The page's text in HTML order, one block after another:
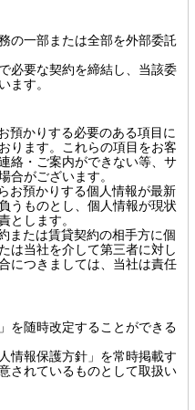
の一部または全部を外部委託
必要な契約を締結し、当該委
ます。
預かりする必要のある項目に
ります。これらの項目をお客
絡・ご案内ができない等、サ
合がございます。
お預かりする個人情報が最新
うものとし、個人情報が現状
とします。
または賃貸契約の相手方に個
は当社を介して第三者に対し
につきましては、当社は責任
を随時改定することができる
情報保護方針」を常時掲載す
されているものとして取扱い